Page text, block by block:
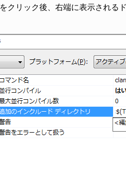
をクリック後、右端に表示される